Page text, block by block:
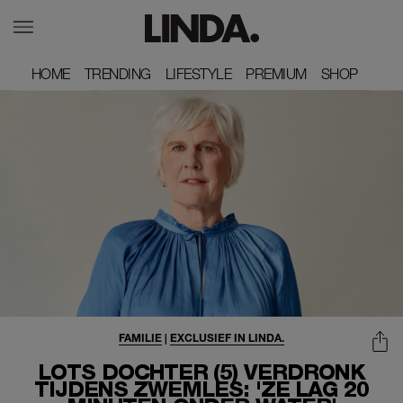
HOME
HOME TRENDING
TRENDING LIFESTYLE
LIFESTYLE PREMIUM
PREMIUM SHOP
SHOP
LOTS DOCHTER (5) VERDRONK
TIJDENS ZWEMLES: 'ZE LAG 20
FAMILIE | EXCLUSIEF IN LINDA.